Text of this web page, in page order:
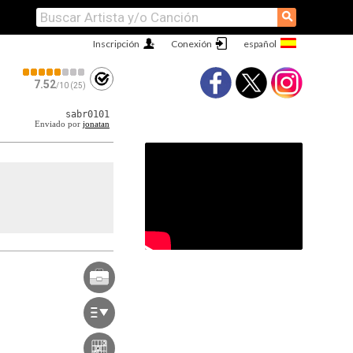
⚲
Conexión
Inscripción
7.52/10 (25)
sabr0101
Enviado por jonatan